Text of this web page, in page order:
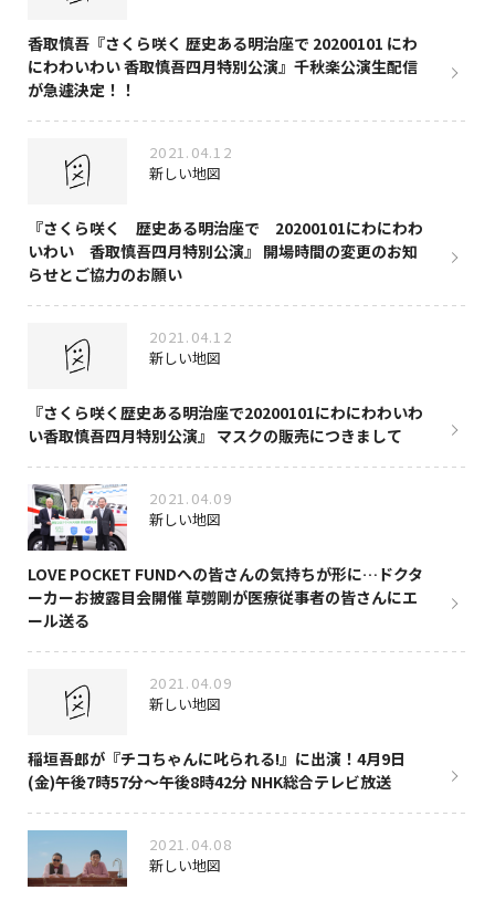
香取慎吾『さくら咲く 歴史ある明治座で 20200101 にわ
にわわいわい 香取慎吾四月特別公演』千秋楽公演生配信
が急遽決定！！
2021.04.12
新しい地図
『さくら咲く 歴史ある明治座で 20200101にわにわわ
いわい 香取慎吾四月特別公演』 開場時間の変更のお知
らせとご協力のお願い
2021.04.12
新しい地図
『さくら咲く歴史ある明治座で20200101にわにわわいわ
い香取慎吾四月特別公演』 マスクの販売につきまして
2021.04.09
新しい地図
LOVE POCKET FUNDへの皆さんの気持ちが形に…ドクタ
ーカーお披露目会開催 草彅剛が医療従事者の皆さんにエ
ール送る
2021.04.09
新しい地図
稲垣吾郎が『チコちゃんに叱られる!』に出演！4月9日
(金)午後7時57分～午後8時42分 NHK総合テレビ放送
2021.04.08
新しい地図